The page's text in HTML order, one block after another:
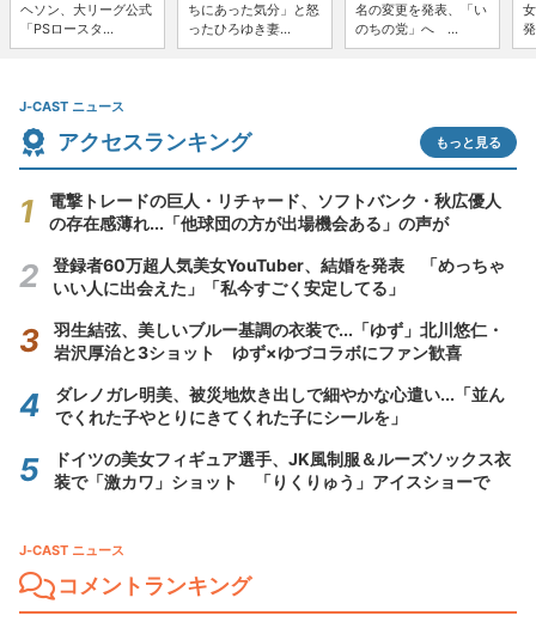
ヘソン、大リーグ公式
「PSロースタ...
ちにあった気分」と怒
ったひろゆき妻...
名の変更を発表、「い
のちの党」へ ...
J-CAST ニュース
アクセスランキング もっと見る
電撃トレードの巨人・リチャード、ソフトバンク・秋広優人
の存在感薄れ...「他球団の方が出場機会ある」の声が
登録者60万超人気美女YouTuber、結婚を発表 「めっちゃ
いい人に出会えた」「私今すごく安定してる」
羽生結弦、美しいブルー基調の衣装で...「ゆず」北川悠仁・
岩沢厚治と3ショット ゆず×ゆづコラボにファン歓喜
ダレノガレ明美、被災地炊き出しで細やかな心遣い...「並ん
でくれた子やとりにきてくれた子にシールを」
ドイツの美女フィギュア選手、JK風制服＆ルーズソックス衣
装で「激カワ」ショット 「りくりゅう」アイスショーで
J-CAST ニュース
コメントランキング